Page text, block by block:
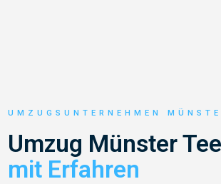
UMZUGSUNTERNEHMEN
Umzug Münster
mit Erfahren